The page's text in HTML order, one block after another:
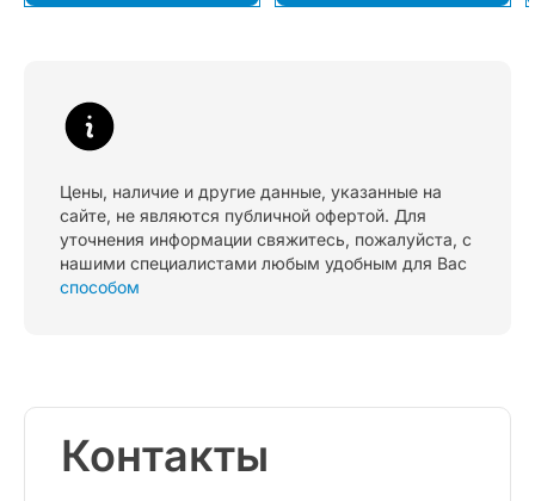
Цены, наличие и другие данные, указанные на
сайте, не являются публичной офертой. Для
уточнения информации свяжитесь, пожалуйста, с
нашими специалистами любым удобным для Вас
способом
Контакты